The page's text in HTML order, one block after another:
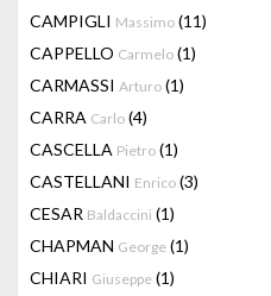
CAMPIGLI Massimo (11)
CAPPELLO Carmelo (1)
CARMASSI Arturo (1)
CARRA Carlo (4)
CASCELLA Pietro (1)
CASTELLANI Enrico (3)
CESAR Baldaccini (1)
CHAPMAN George (1)
CHIARI Giuseppe (1)